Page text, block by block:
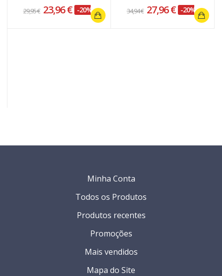
29,95 € 23,96 € -20% 34,94 € 27,96 € -20%
Minha Conta
Todos os Produtos
Produtos recentes
Promoções
Mais vendidos
Mapa do Site